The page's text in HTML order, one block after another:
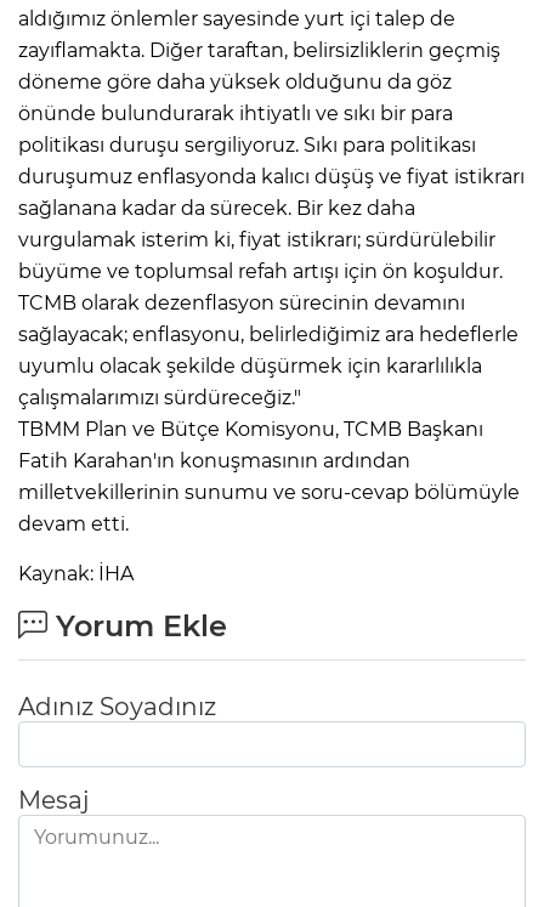
aldığımız önlemler sayesinde yurt içi talep de
zayıflamakta. Diğer taraftan, belirsizliklerin geçmiş
döneme göre daha yüksek olduğunu da göz
önünde bulundurarak ihtiyatlı ve sıkı bir para
politikası duruşu sergiliyoruz. Sıkı para politikası
duruşumuz enflasyonda kalıcı düşüş ve fiyat istikrarı
sağlanana kadar da sürecek. Bir kez daha
vurgulamak isterim ki, fiyat istikrarı; sürdürülebilir
büyüme ve toplumsal refah artışı için ön koşuldur.
TCMB olarak dezenflasyon sürecinin devamını
sağlayacak; enflasyonu, belirlediğimiz ara hedeflerle
uyumlu olacak şekilde düşürmek için kararlılıkla
çalışmalarımızı sürdüreceğiz."
TBMM Plan ve Bütçe Komisyonu, TCMB Başkanı
Fatih Karahan'ın konuşmasının ardından
milletvekillerinin sunumu ve soru-cevap bölümüyle
devam etti.
Kaynak: İHA
Yorum Ekle
Adınız Soyadınız
Mesaj